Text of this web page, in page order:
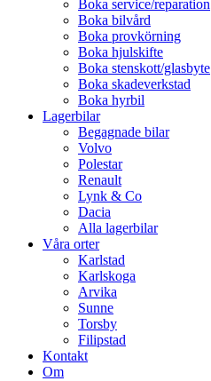
Boka service/reparation
Boka bilvård
Boka provkörning
Boka hjulskifte
Boka stenskott/glasbyte
Boka skadeverkstad
Boka hyrbil
Lagerbilar
Begagnade bilar
Volvo
Polestar
Renault
Lynk & Co
Dacia
Alla lagerbilar
Våra orter
Karlstad
Karlskoga
Arvika
Sunne
Torsby
Filipstad
Kontakt
Om